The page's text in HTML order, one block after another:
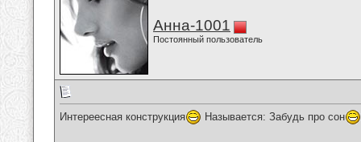
Анна-1001
Постоянный пользователь
Интереесная конструкция Называется: Забудь про сон